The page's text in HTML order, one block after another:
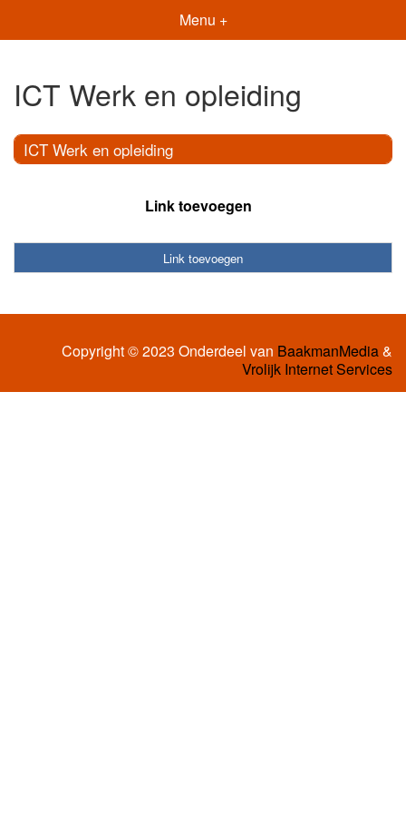
Menu +
ICT Werk en opleiding
ICT Werk en opleiding
Link toevoegen
Link toevoegen
Copyright © 2023 Onderdeel van BaakmanMedia&
Vrolijk Internet Services